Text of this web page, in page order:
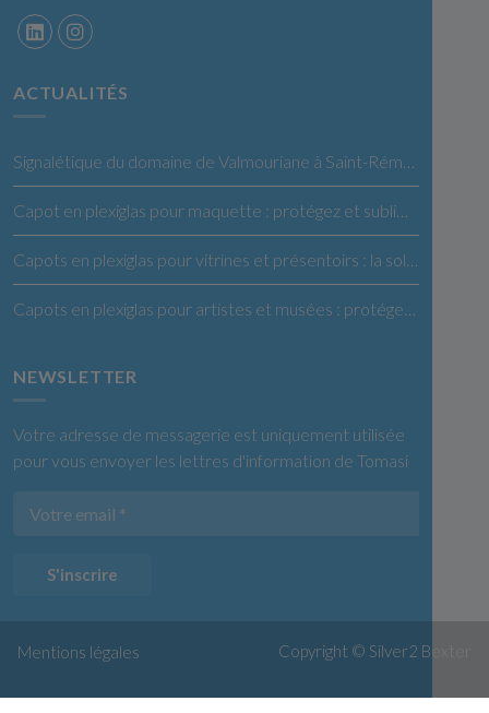
ACTUALITÉS
Signalétique du domaine de Valmouriane à Saint-Rémy de Provence
Capot en plexiglas pour maquette : protégez et sublimez vos créations
Capots en plexiglas pour vitrines et présentoirs : la solution idéale pour vos produits
Capots en plexiglas pour artistes et musées : protégez et exposez vos œuvres en toute confiance
NEWSLETTER
Votre adresse de messagerie est uniquement utilisée
pour vous envoyer les lettres d'information de Tomasi
S'inscrire
Mentions légales Copyright © Silver2 Bexter